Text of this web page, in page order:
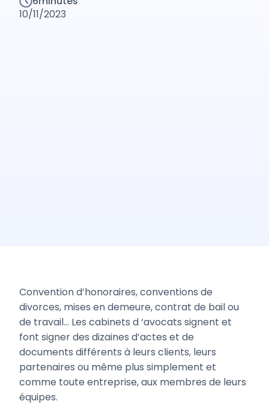
10/11/2023
Convention d’honoraires, conventions de
divorces, mises en demeure, contrat de bail ou
de travail… Les cabinets d ‘avocats signent et
font signer des dizaines d’actes et de
documents différents à leurs clients, leurs
partenaires ou même plus simplement et
comme toute entreprise, aux membres de leurs
équipes.